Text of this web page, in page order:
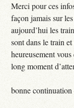
Merci pour ces
façon jamais sur
aujourd’hui les
sont dans le train et
heureusement
long moment
bonne